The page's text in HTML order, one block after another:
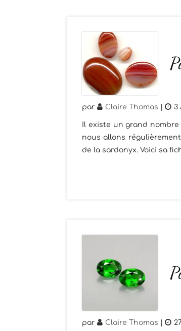
par Claire Thomas 3
Il existe un grand
nous allons
de la sardonyx. Voici sa
par Claire Thomas